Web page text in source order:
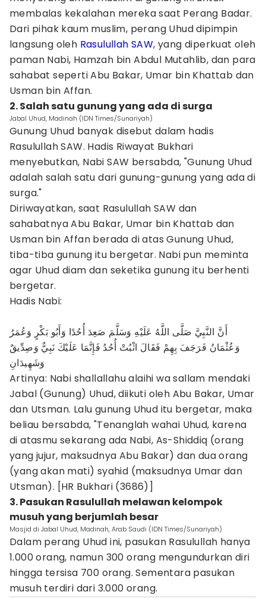
membalas kekalahan mereka saat Perang Badar.
Dari pihak kaum muslim, perang Uhud dipimpin
langsung oleh Rasulullah SAW, yang diperkuat oleh
paman Nabi, Hamzah bin Abdul Mutahlib, dan para
sahabat seperti Abu Bakar, Umar bin Khattab dan
Usman bin Affan.
2. Salah satu gunung yang ada di surga
Jabal Uhud, Madinah (IDN Times/Sunariyah)
Gunung Uhud banyak disebut dalam hadis
Rasulullah SAW. Hadis Riwayat Bukhari
menyebutkan, Nabi SAW bersabda, "Gunung Uhud
adalah salah satu dari gunung-gunung yang ada di
surga."
Diriwayatkan, saat Rasulullah SAW dan
sahabatnya Abu Bakar, Umar bin Khattab dan
Usman bin Affan berada di atas Gunung Uhud,
tiba-tiba gunung itu bergetar. Nabi pun meminta
agar Uhud diam dan seketika gunung itu berhenti
bergetar.
Hadis Nabi:
أَنَّ النَّبِيَّ صَلَّى اللَّهُ عَلَيْهِ وَسَلَّمَ صَعِدَ أُحُدًا وَأَبُو بَكْرٍ وَعُمَرُ
وَعُثْمَانُ فَرَجَفَ بِهِمْ فَقَالَ اثْبُتْ أُحُدُ فَإِنَّمَا عَلَيْكَ نَبِيٌّ وَصِدِّيقٌ
وَشَهِيدَانِ
Artinya: Nabi shallallahu alaihi wa sallam mendaki
Jabal (Gunung) Uhud, diikuti oleh Abu Bakar, Umar
dan Utsman. Lalu gunung Uhud itu bergetar, maka
beliau bersabda, "Tenanglah wahai Uhud, karena
di atasmu sekarang ada Nabi, As-Shiddiq (orang
yang jujur, maksudnya Abu Bakar) dan dua orang
(yang akan mati) syahid (maksudnya Umar dan
Utsman). [HR Bukhari (3686)]
3. Pasukan Rasulullah melawan kelompok
musuh yang berjumlah besar
Masjid di Jabal Uhud, Madinah, Arab Saudi (IDN Times/Sunariyah)
Dalam perang Uhud ini, pasukan Rasulullah hanya
1.000 orang, namun 300 orang mengundurkan diri
hingga tersisa 700 orang. Sementara pasukan
musuh terdiri dari 3.000 orang.